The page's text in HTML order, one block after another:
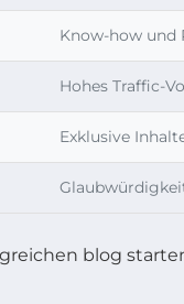
Know-how
Hohes Traffic-
Exklusive